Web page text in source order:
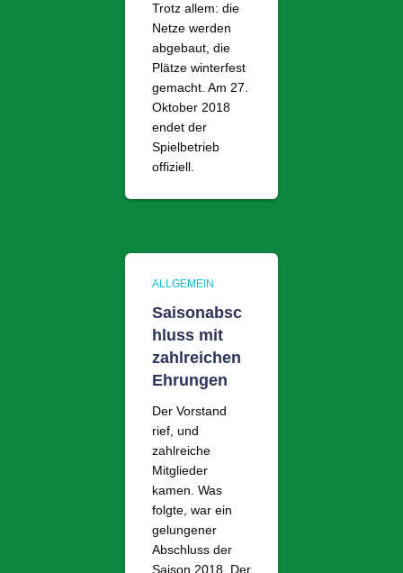
Trotz allem: die
Netze werden
abgebaut, die
Plätze winterfest
gemacht. Am 27.
Oktober 2018
endet der
Spielbetrieb
offiziell.
ALLGEMEIN
Saisonabsc
hluss mit
zahlreichen
Ehrungen
Der Vorstand
rief, und
zahlreiche
Mitglieder
kamen. Was
folgte, war ein
gelungener
Abschluss der
Saison 2018. Der